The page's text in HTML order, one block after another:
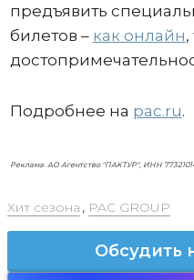
предъявить
билетов – как онлайн,
Подробнее на pac.ru.
Реклама. АО Агентство "ПАКТУР", ИНН
Хит сезона , PAC GROUP
Обсудить